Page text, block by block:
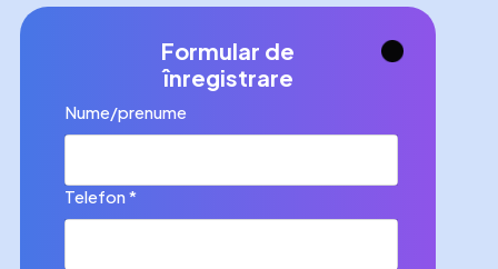
Nume/prenume
Telefon *
Formular de
înregistrare